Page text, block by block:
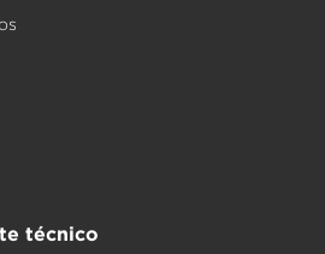
técnico